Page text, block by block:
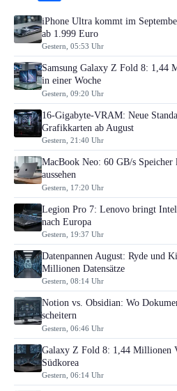
iPhone Ultra kommt im
ab 1.999 Euro
Gestern, 05:53 Uhr
Samsung Galaxy Z Fold 8: 1,44
in einer Woche
Gestern, 09:20 Uhr
16-Gigabyte-VRAM: Neue
Grafikkarten ab August
Gestern, 21:40 Uhr
MacBook Neo: 60 GB/s Speicher
aussehen
Gestern, 17:20 Uhr
Legion Pro 7: Lenovo bringt
nach Europa
Gestern, 19:37 Uhr
Datenpannen August: Ryde und
Millionen Datensätze
Gestern, 08:14 Uhr
Notion vs. Obsidian: Wo
scheitern
Gestern, 06:46 Uhr
Galaxy Z Fold 8: 1,44 Millionen
Südkorea
Gestern, 06:14 Uhr